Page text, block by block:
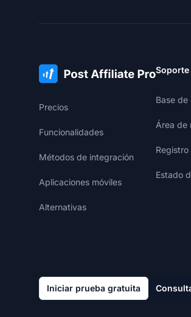
Precios
Funcionalidades
Métodos de integración
Aplicaciones móviles
Alternativas
Soporte
Base de
Área de
Estado
Iniciar prueba gratuita